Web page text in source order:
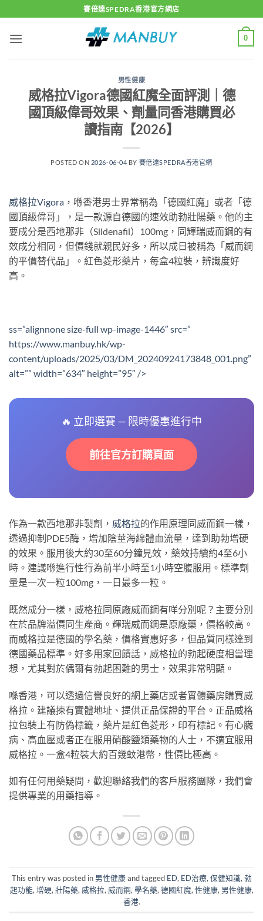
to
content
賽倍達SPEDRA香港官方網店
0
男性健康
威格拉Vigora德國紅魔全面評測｜德
國頂級偉哥效果、劑量同香港購買必
讀指南【2026】
POSTED ON 2026-06-04 BY 賽倍達SPEDRA香港官網
威格拉Vigora ，喺香港男士界常稱為「德國紅魔」或者「德
國頂級偉哥」，是一款源自德國的速效助勃壯陽藥。他的主
要成分是西地那非（Sildenafil）100mg，同輝瑞威而鋼的有
效成分相同，但價錢就親民好多，所以成日被稱為「威而鋼
的平價替代品」。紅色菱形藥片，每盒4粒裝，辨識度好
高。
ss=”alignnone size-full wp-image-1446″ src=”
https://www.manbuy.hk/wp-
content/uploads/2025/03/DM_20240924173848_001.png”
alt=”” width=”634″ height=”95″ />
🔥 立即選賽 — 限時優惠進行中
前往官方訂購頁面
作為一款西地那非製劑， 威格拉的作用原理同威而鋼一樣，
透過抑制PDE5酶，增加陰莖海綿體血流量，達到助勃增硬
的效果。服用後大約30至60分鐘見效，藥效持續約4至6小
時。建議喺進行性行為前半小時至1小時空腹服用。標準劑
量是一次一粒100mg，一日最多一粒。
既然成分一樣，威格拉同原廠威而鋼有咩分別呢？主要分別
在於品牌溢價同生產商。輝瑞威而鋼是原廠藥，價格較高。
而威格拉是德國的學名藥，價格實惠好多，但品質同樣達到
德國藥品標準。好多用家回饋話，威格拉的勃起硬度相當理
想，尤其對於偶爾有勃起困難的男士，效果非常明顯。
喺香港，可以透過信譽良好的網上藥店或者實體藥房購買威
格拉。建議揀有實體地址、提供正品保證的平台。正品威格
拉包裝上有防偽標籤，藥片是紅色菱形，印有標記。有心臟
病、高血壓或者正在服用硝酸鹽類藥物的人士，不適宜服用
威格拉。一盒4粒裝大約百幾蚊港幣，性價比極高。
如有任何用藥疑問，歡迎聯絡我們的客戶服務團隊，我們會
提供專業的用藥指導。
This entry was posted in 男性健康and tagged ED, ED治療, 保健知識, 勃
起功能, 增硬, 壯陽藥, 威格拉, 威而鋼, 學名藥, 德國紅魔, 性健康, 男性健康,
香港.